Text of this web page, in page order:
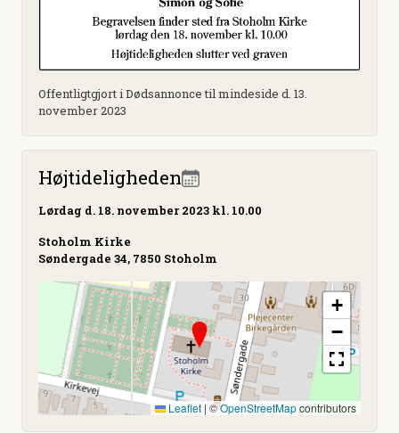
Offentligtgjort i Dødsannonce til mindeside d. 13.
november 2023
Højtideligheden
Lørdag d. 18. november 2023 kl. 10.00
Stoholm Kirke
Søndergade 34, 7850 Stoholm
+
−
Leaflet | ©OpenStreetMapcontributors